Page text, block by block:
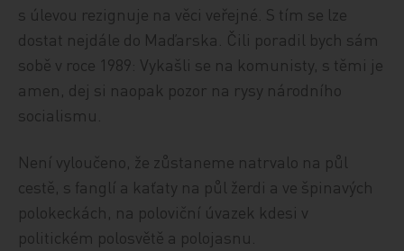
s úlevou rezignuje na věci veřejné. S tím se lze
dostat nejdále do Maďarska. Čili poradil bych sám
sobě v roce 1989: Vykašli se na komunisty, s těmi je
amen, dej si naopak pozor na rysy národního
socialismu.
Není vyloučeno, že zůstaneme natrvalo na půl
cestě, s fanglí a kaťaty na půl žerdi a ve špinavých
polokeckách, na poloviční úvazek kdesi v
politickém polosvětě a polojasnu.